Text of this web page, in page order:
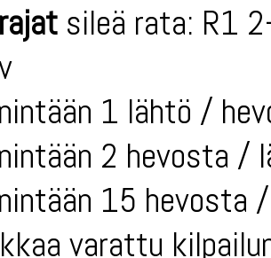
sileä rata: R1
1 lähtö /
2 hevosta /
15 hevosta
varattu